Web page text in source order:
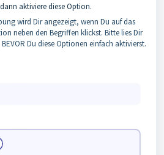
aktiviere diese Option.
wird Dir angezeigt, wenn Du auf das
neben den Begriffen klickst. Bitte lies Dir
Du diese Optionen einfach aktivierst.